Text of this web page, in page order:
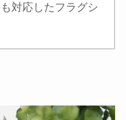
対応したフラグシ